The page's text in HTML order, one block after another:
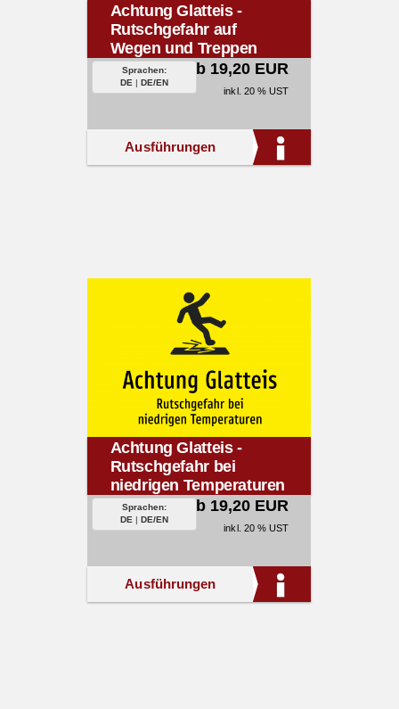
Achtung Glatteis -
Rutschgefahr auf
Wegen und Treppen
Sprachen:
DE | DE/EN
ab 19,20 EUR
inkl. 20 % UST
Ausführungen
Achtung Glatteis -
Rutschgefahr bei
niedrigen Temperaturen
Sprachen:
DE | DE/EN
ab 19,20 EUR
inkl. 20 % UST
Ausführungen